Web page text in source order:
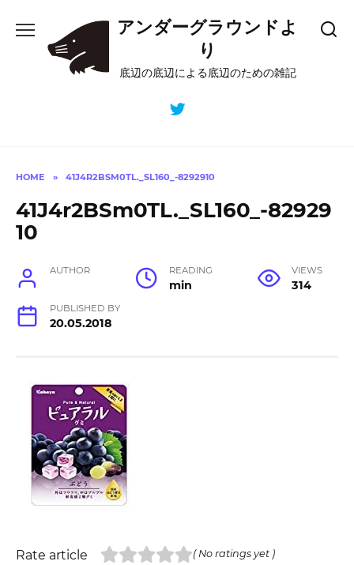
content
アンダーグラウンドよ
り
底辺の底辺による底辺のための雑記
HOME » 41J4R2BSM0TL._SL160_-8292910
41J4r2BSm0TL._SL160_-82929
10
AUTHOR READING
min
VIEWS
314
PUBLISHED BY
20.05.2018
Rate article ( No ratings yet )